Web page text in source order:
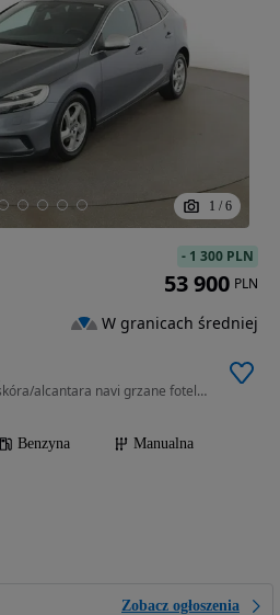
1 / 6
1969 cm3 • 152 KM • full LED skóra/alcantara navi grzane fotele kamera i czujniki parkowan
Benzyna
Manualna
Zobacz ogłoszenia
- 1 300 PLN
53 900 PLN
W granicach średniej